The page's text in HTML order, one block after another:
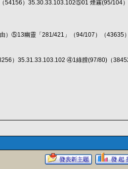
）35.30.33.103.102⑤01 煙霧(95/104）
⑤13幽靈「281/421」（94/107）（43635
）35.31.33.103.102 ④1綠膛(97/80)（